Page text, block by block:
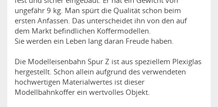
ungefähr 9 kg. Man spürt die Qualität schon beim
ersten Anfassen. Das unterscheidet ihn von den auf
dem Markt befindlichen Koffermodellen.
Sie werden ein Leben lang daran Freude haben.
Die Modelleisenbahn Spur Z ist aus speziellem Plexiglas
hergestellt. Schon allein aufgrund des verwendeten
hochwertigen Materialwertes ist dieser
Modellbahnkoffer ein wertvolles Objekt.